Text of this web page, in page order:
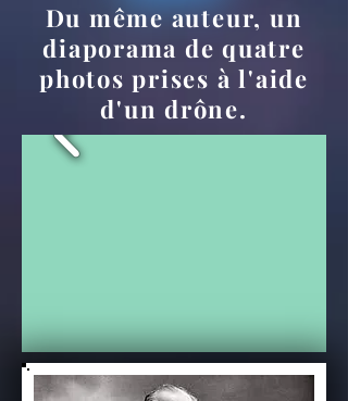
Du même auteur, un
diaporama de quatre
photos prises à l'aide
d'un drône.